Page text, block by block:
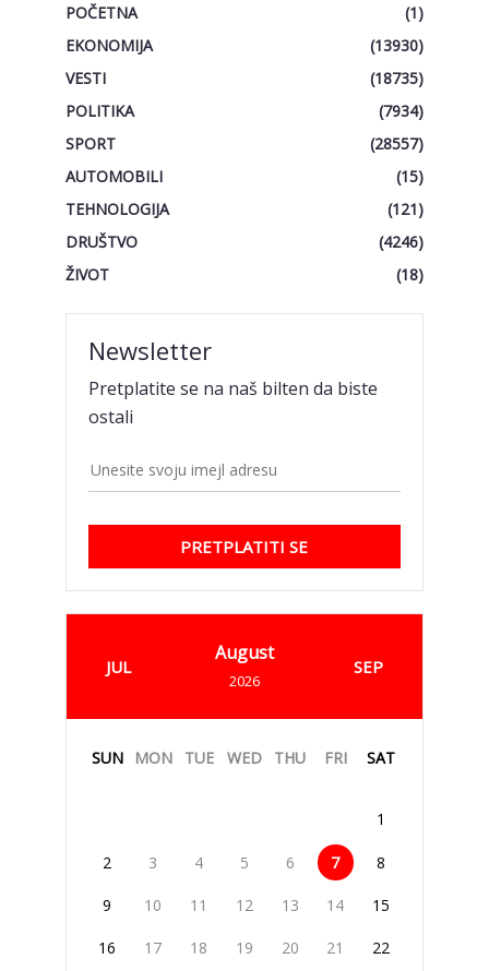
POČETNA
(1)
EKONOMIJA
(13930)
VESTI
(18735)
POLITIKA
(7934)
SPORT
(28557)
AUTOMOBILI
(15)
TEHNOLOGIJA
(121)
DRUŠTVO
(4246)
ŽIVOT
(18)
Newsletter
Pretplatite se na naš bilten da biste
ostali
PRETPLATITI SE
JUL
August
2026
SEP
SUN MON TUE WED THU FRI SAT
1
2 3 4 5 6 7 8
9 10 11 12 13 14 15
16 17 18 19 20 21 22